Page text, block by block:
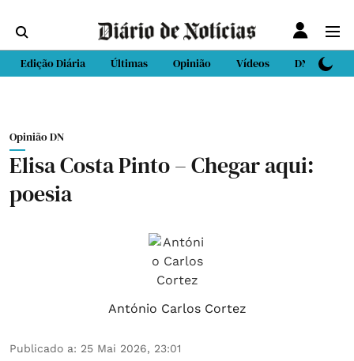
Edição Diária Últimas Opinião Vídeos DN Sport
Opinião DN
Elisa Costa Pinto – Chegar aqui:
poesia
António Carlos Cortez
Publicado a: 25 Mai 2026, 23:01